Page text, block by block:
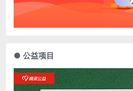
● 公益项目